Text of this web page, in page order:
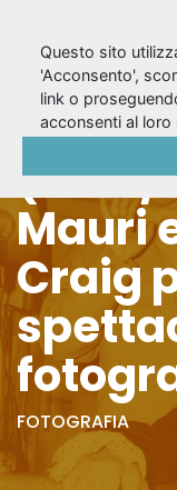
La
Mauri
Craig
FOTOGRAFIA
Questo sito
'Acconsento',
link o
acconsenti al loro